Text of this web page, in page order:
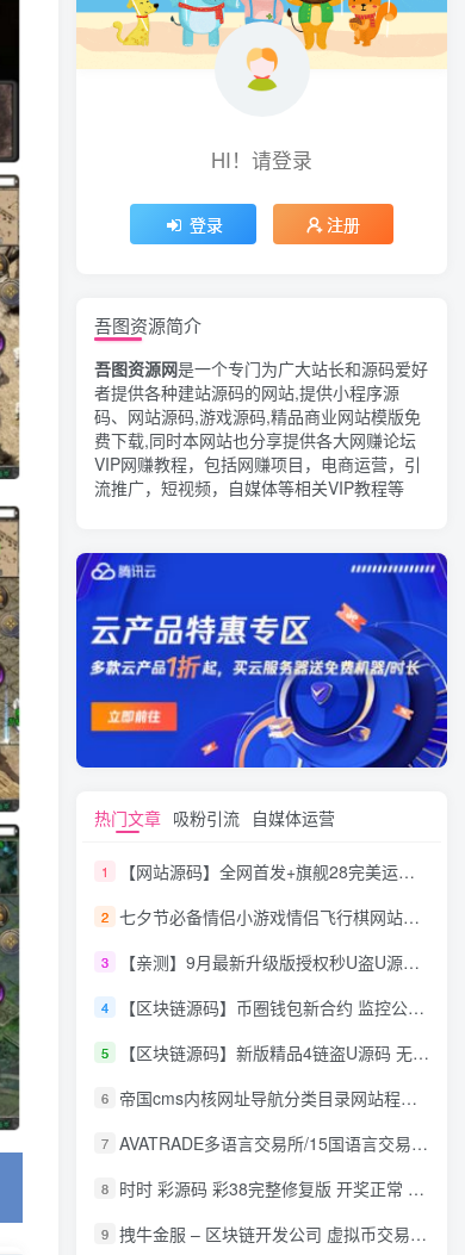
HI！请登录
登录 注册
吾图资源简介
吾图资源网是一个专门为广大站长和源码爱好
者提供各种建站源码的网站,提供小程序源
码、网站源码,游戏源码,精品商业网站模版免
费下载,同时本网站也分享提供各大网赚论坛
VIP网赚教程，包括网赚项目，电商运营，引
流推广，短视频，自媒体等相关VIP教程等
热门文章 吸粉引流 自媒体运营
1 【网站源码】全网首发+旗舰28完美运营Java版高仿28圈+彩种丰富+机器人+眯牌
2 七夕节必备情侣小游戏情侣飞行棋网站源码
3 【亲测】9月最新升级版授权秒U盗U源码/四链盗U源码/自带提币接口
4 【区块链源码】币圈钱包新合约 监控公链转账地址 尾数模拟转账数据生成 0 U攻击带安装说明
5 【区块链源码】新版精品4链盗U源码 无限开代理模式 后台 代理数据可看 包含搭建教程
6 帝国cms内核网址导航分类目录网站程序源码
7 AVATRADE多语言交易所/15国语言交易所/合约交易/期权交易/币币交易/申购/矿机/风控/前端wap/pc纯源码/带搭建教程
8 时时 彩源码 彩38完整修复版 开奖正常 带手机wap
9 拽牛金服 – 区块链开发公司 虚拟币交易系统 虚拟币交易平台开发 虚拟币ico众